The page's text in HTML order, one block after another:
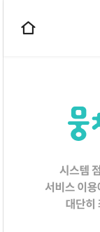
홈